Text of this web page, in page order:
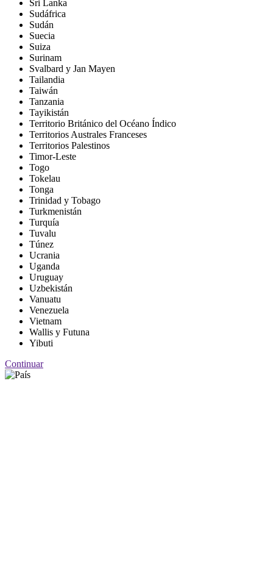
Sri Lanka
Sudáfrica
Sudán
Suecia
Suiza
Surinam
Svalbard y Jan Mayen
Tailandia
Taiwán
Tanzania
Tayikistán
Territorio Británico del Océano Índico
Territorios Australes Franceses
Territorios Palestinos
Timor-Leste
Togo
Tokelau
Tonga
Trinidad y Tobago
Turkmenistán
Turquía
Tuvalu
Túnez
Ucrania
Uganda
Uruguay
Uzbekistán
Vanuatu
Venezuela
Vietnam
Wallis y Futuna
Yibuti
Continuar